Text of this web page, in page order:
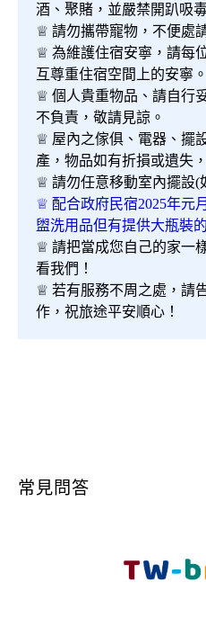
酒、聚賭，並嚴禁開趴吸
♕ 請勿攜帶寵物，不便處
♕ 為維護住宿安寧，請每
互尊重住宿空間上的安寧。
♕ 個人貴重物品、請自行
不負責，敬請見諒。
♕ 屋內之傢俱、電器、擺
產，物品如有折損或遺失
♕ 請勿任意移動室內擺設(
♕ 配合政府民宿2025年元
盥洗用品但有提供大瓶裝
♕ 請把當成您自己的家一
看我們！
♕ 若有服務不周之處，請
作，祝旅途平安順心！
常見問答